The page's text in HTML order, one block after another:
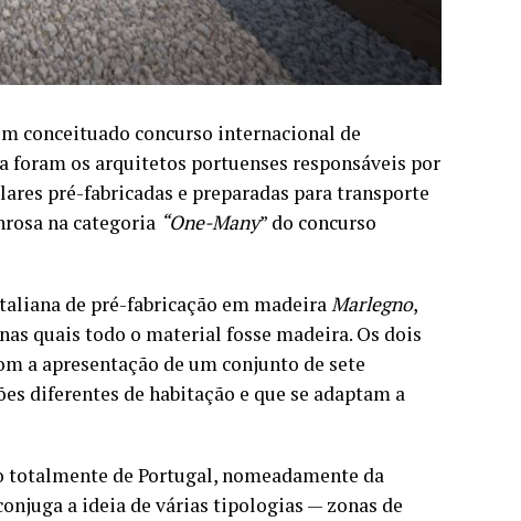
conceituado concurso internacional de
foram os arquitetos portuenses responsáveis por
pré-fabricadas e preparadas para transporte
na categoria “One-Many” do concurso
de pré-fabricação em madeiraMarlegno,
quais todo o material fosse madeira. Os dois
a apresentação de um conjunto de sete
diferentes de habitação e que se adaptam a
de Portugal, nomeadamente da
a ideia de várias tipologias — zonas de